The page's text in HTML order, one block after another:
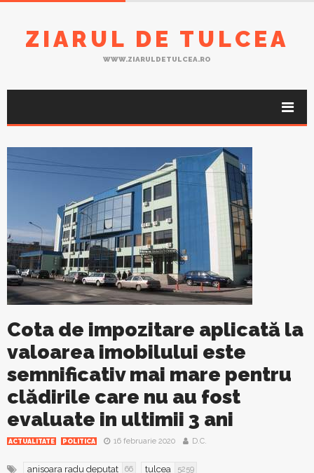
ZIARUL DE TULCEA
WWW.ZIARULDETULCEA.RO
Cota de impozitare aplicată la
valoarea imobilului este
semnificativ mai mare pentru
clădirile care nu au fost
evaluate in ultimii 3 ani
ACTUALITATE POLITICA 16 februarie 2020 D.C.
anisoara radu deputat 66 tulcea 5259